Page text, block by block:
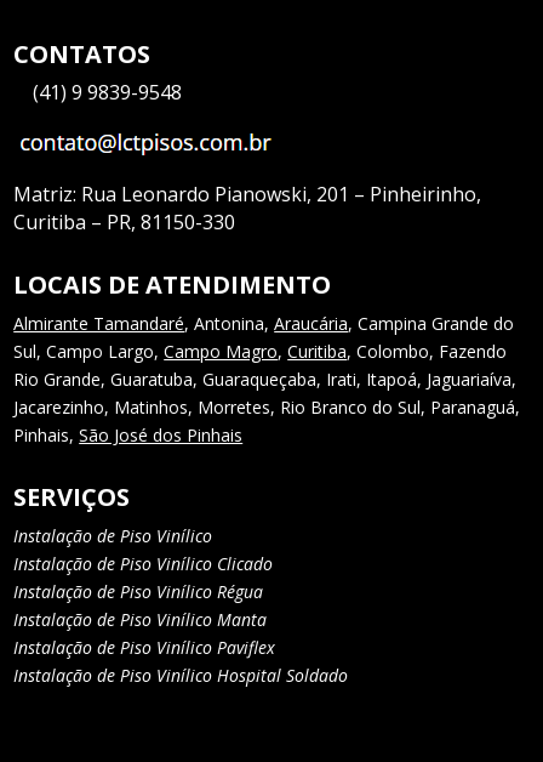
CONTATOS
—(41) 9 9839-9548
Matriz: Rua Leonardo Pianowski, 201 – Pinheirinho,
Curitiba – PR, 81150-330
LOCAIS DE ATENDIMENTO
Almirante Tamandaré, Antonina,Araucária, Campina Grande do
Sul, Campo Largo,Campo Magro,Curitiba, Colombo, Fazendo
Rio Grande, Guaratuba, Guaraqueçaba, Irati, Itapoá, Jaguariaíva,
Jacarezinho, Matinhos, Morretes, Rio Branco do Sul, Paranaguá,
Pinhais,São José dos Pinhais
SERVIÇOS
Instalação de Piso Vinílico
Instalação de Piso Vinílico Clicado
Instalação de Piso Vinílico Régua
Instalação de Piso Vinílico Manta
Instalação de Piso Vinílico Paviflex
Instalação de Piso Vinílico Hospital Soldado